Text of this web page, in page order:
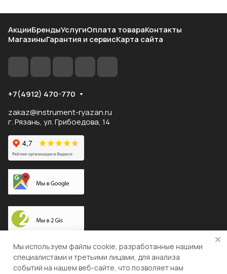
АкцииБрендыУслугиОплата товараКонтакты
МагазиныГарантия и сервисКарта сайта
+7(4912) 470-770
zakaz@instrument-ryazan.ru
г. Рязань, ул. Грибоедова, 14
Доставка по России
Мы используем файлы cookie, разработанные нашими
специалистами и третьими лицами, для анализа
событий на нашем веб-сайте, что позволяет нам